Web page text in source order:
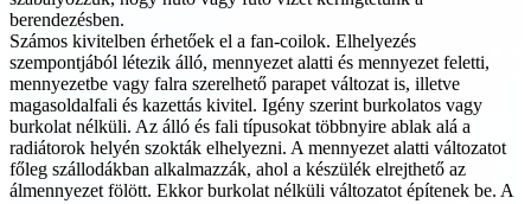
berendezésben.
Számos kivitelben érhetőek el a fan-coilok. Elhelyezés
szempontjából létezik álló, mennyezet alatti és mennyezet feletti,
mennyezetbe vagy falra szerelhető parapet változat is, illetve
magasoldalfali és kazettás kivitel. Igény szerint burkolatos vagy
burkolat nélküli. Az álló és fali típusokat többnyire ablak alá a
radiátorok helyén szokták elhelyezni. A mennyezet alatti változatot
főleg szállodákban alkalmazzák, ahol a készülék elrejthető az
álmennyezet fölött. Ekkor burkolat nélküli változatot építenek be. A